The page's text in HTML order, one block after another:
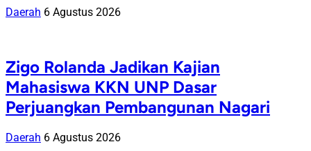
Daerah 6 Agustus 2026
Zigo Rolanda Jadikan Kajian
Mahasiswa KKN UNP Dasar
Perjuangkan Pembangunan Nagari
Daerah 6 Agustus 2026